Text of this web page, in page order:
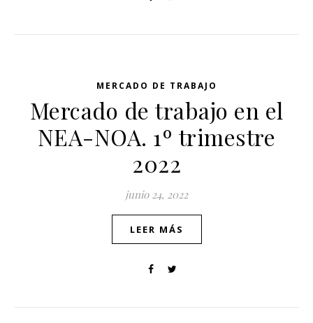
MERCADO DE TRABAJO
Mercado de trabajo en el
NEA-NOA. 1º trimestre
2022
junio 24, 2022
LEER MÁS